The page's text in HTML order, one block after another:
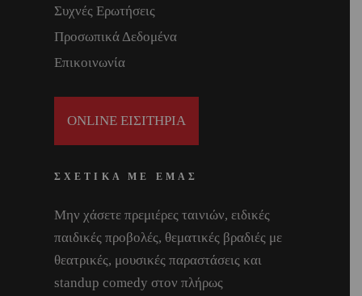
Συχνές Ερωτήσεις
Προσωπικά Δεδομένα
Επικοινωνία
ONLINE ΕΙΣΙΤΗΡΙΑ
ΣΧΕΤΙΚΑ ΜΕ ΕΜΑΣ
Μην χάσετε πρεμιέρες ταινιών, ειδικές
παιδικές προβολές, θεματικές βραδιές με
θεατρικές, μουσικές παραστάσεις και
standup comedy στον πλήρως